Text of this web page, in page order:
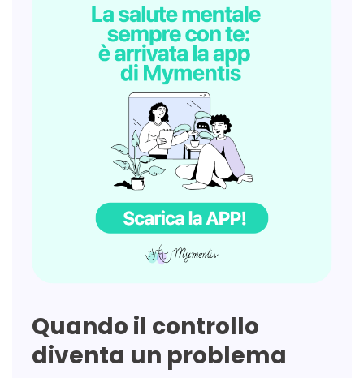
Quando il controllo
diventa un problema